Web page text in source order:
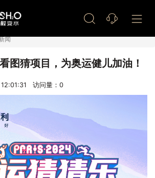
闻
图猜项目，为奥运健儿加油！
访问量： 0